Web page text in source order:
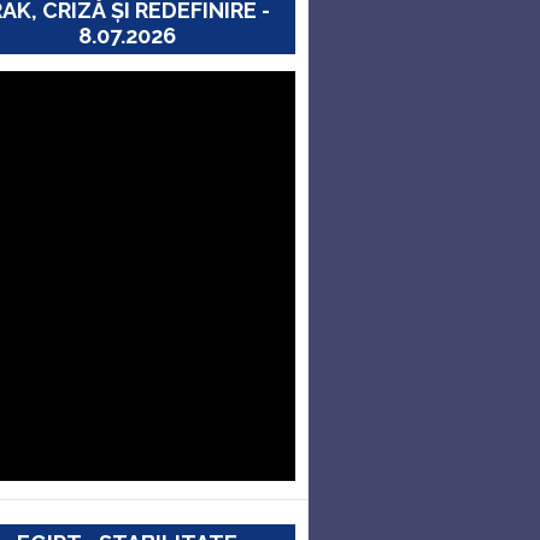
CRIZĂ ȘI REDEFINIRE -
8.07.2026